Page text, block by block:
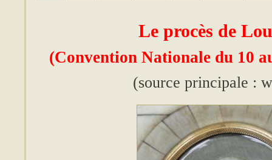
Le procès de
(Convention Nationale du 10
(source principale :